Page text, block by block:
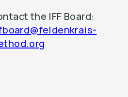
the IFF Board: